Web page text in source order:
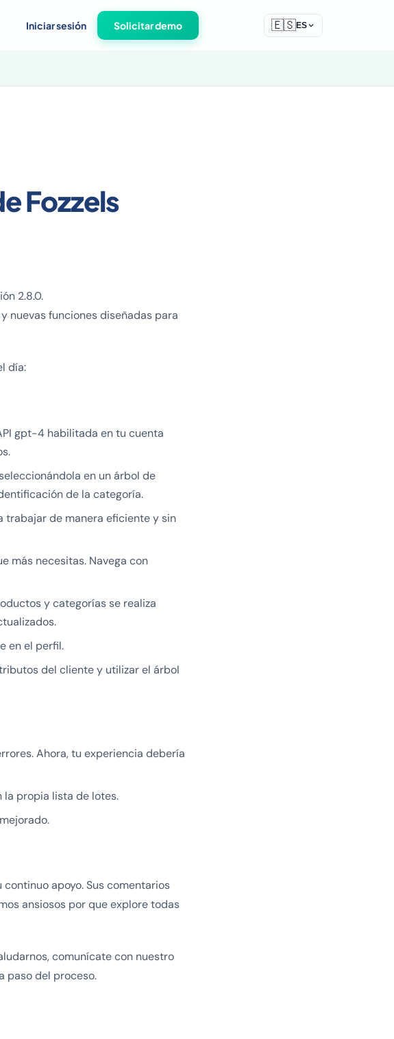
Iniciar sesión Solicitar demo 🇪🇸ES
Fozzels
2.8.0.
nuevas funciones diseñadas para
día:
gpt-4 habilitada en tu cuenta
en un árbol de
de la categoría.
trabajar de manera eficiente y sin
más necesitas. Navega con
y categorías se realiza
en el perfil.
del cliente y utilizar el árbol
Ahora, tu experiencia debería
la propia lista de lotes.
apoyo. Sus comentarios
ansiosos por que explore todas
comunícate con nuestro
paso del proceso.